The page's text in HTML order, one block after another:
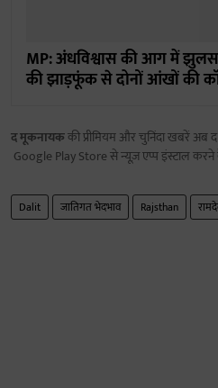
MP: अंधविश्वास की आग में
की झाड़फूंक से दोनों आंखों की
द मूकनायककी प्रीमियम और चुनिंदा खबरें
Google Play Store से न्यूज़ एप्प इंस्टाल
Dalit जातिगत भेदभाव Rajsthan